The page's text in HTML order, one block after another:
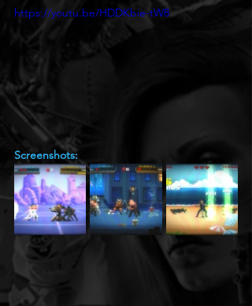
https://youtu.be/HDDKbie-tW8
Screenshots: